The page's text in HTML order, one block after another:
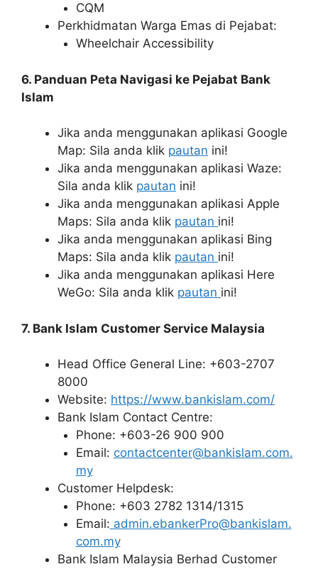
CQM
Perkhidmatan Warga Emas di Pejabat:
Wheelchair Accessibility
6. Panduan Peta Navigasi ke Pejabat Bank
Islam
Jika anda menggunakan aplikasi Google
Map: Sila anda klik pautan ini!
Jika anda menggunakan aplikasi Waze:
Sila anda klik pautan ini!
Jika anda menggunakan aplikasi Apple
Maps: Sila anda klik pautan ini!
Jika anda menggunakan aplikasi Bing
Maps: Sila anda klik pautan ini!
Jika anda menggunakan aplikasi Here
WeGo: Sila anda klik pautan ini!
7. Bank Islam Customer Service Malaysia
Head Office General Line: +603-2707
8000
Website: https://www.bankislam.com/
Bank Islam Contact Centre:
Phone: +603-26 900 900
Email: contactcenter@bankislam.com.
my
Customer Helpdesk:
Phone: +603 2782 1314/1315
Email: admin.ebankerPro@bankislam.
com.my
Bank Islam Malaysia Berhad Customer